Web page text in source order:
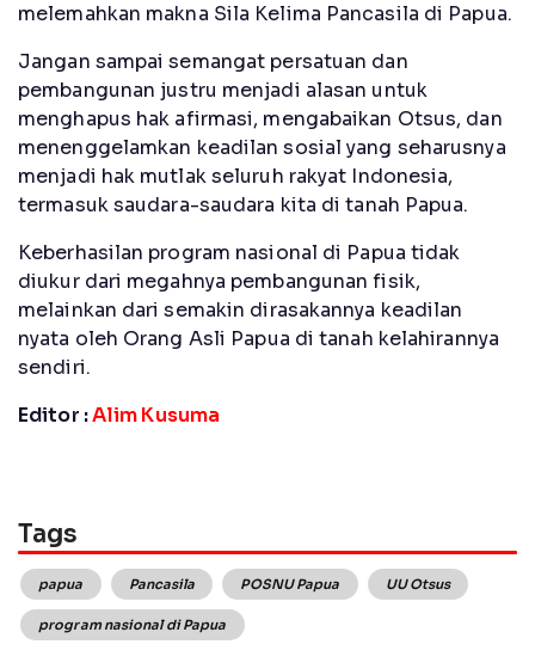
melemahkan makna Sila Kelima Pancasila di Papua.
Jangan sampai semangat persatuan dan
pembangunan justru menjadi alasan untuk
menghapus hak afirmasi, mengabaikan Otsus, dan
menenggelamkan keadilan sosial yang seharusnya
menjadi hak mutlak seluruh rakyat Indonesia,
termasuk saudara-saudara kita di tanah Papua.
Keberhasilan program nasional di Papua tidak
diukur dari megahnya pembangunan fisik,
melainkan dari semakin dirasakannya keadilan
nyata oleh Orang Asli Papua di tanah kelahirannya
sendiri.
Editor :Alim Kusuma
Tags
papua Pancasila POSNU Papua UU Otsus
program nasional di Papua